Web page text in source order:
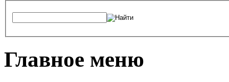
Главное меню